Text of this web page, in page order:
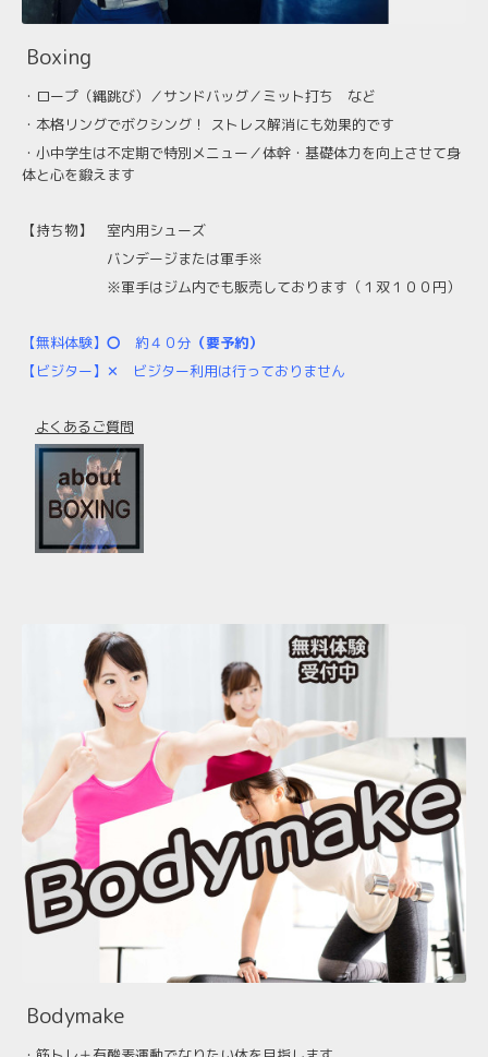
Boxing
・ロープ（縄跳び）／サンドバッグ／ミット打ち など
・本格リングでボクシング！
ストレス解消にも効果的です
・小中学生は不定期で特別メニュー／体幹・基礎体力を向上させて身
体と心を鍛えます
【持ち物】
室内用シューズ
バンデージまたは軍手※
※軍手はジム内でも販売しております （１双１００円）
【無料体験】 〇 約４０分 （要予約）
【ビジター】✕
ビジター利用は行っておりません
よくあるご質問
Bodymake